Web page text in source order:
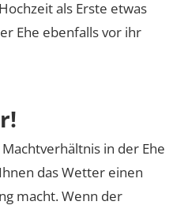
als Erste etwas
Ehe ebenfalls vor ihr
in der Ehe
das Wetter einen
macht. Wenn der